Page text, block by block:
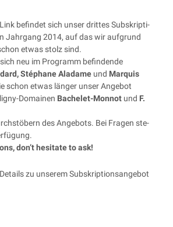
befin­det sich unser drit­tes Sub­skrip­ti­
Jahr­gang 2014, auf das wir auf­grund
etwas stolz sind.
neu im Pro­gramm befin­den­de
Sté­pha­ne Ala­da­meund Mar­quis
schon etwas län­ger unser Ange­bot
Domainen Bache­let-Mon­notund F.
des Ange­bots. Bei Fra­gen ste­
don’t hesi­ta­te to ask!
zu unse­rem Sub­skrip­ti­ons­an­ge­bot